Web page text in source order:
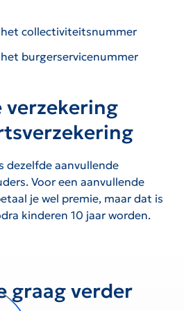
collectiviteitsnummer
burgerservicenummer
verzekering
dezelfde aanvullende
Voor een aanvullende
je wel premie, maar dat is
kinderen 10 jaar worden.
graag verder